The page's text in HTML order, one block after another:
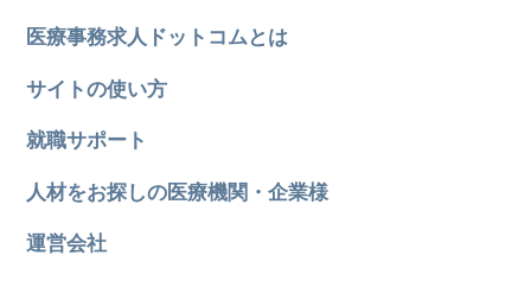
医療事務求人ドットコムとは
サイトの使い方
就職サポート
人材をお探しの医療機関・企業様
運営会社